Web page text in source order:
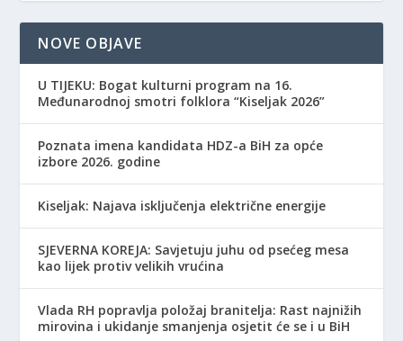
NOVE OBJAVE
​U TIJEKU: Bogat kulturni program na 16.
Međunarodnoj smotri folklora “Kiseljak 2026”
Poznata imena kandidata HDZ-a BiH za opće
izbore 2026. godine
Kiseljak: Najava isključenja električne energije
SJEVERNA KOREJA: Savjetuju juhu od psećeg mesa
kao lijek protiv velikih vrućina
Vlada RH popravlja položaj branitelja: Rast najnižih
mirovina i ukidanje smanjenja osjetit će se i u BiH